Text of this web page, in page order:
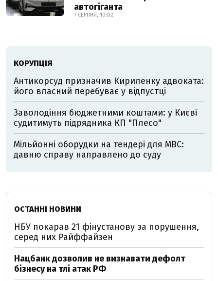
автогіганта
7 СЕРПНЯ, 10:02
КОРУПЦІЯ
Антикорсуд призначив Кириленку адвоката:
його власний перебуває у відпустці
Заволодіння бюджетними коштами: у Києві
судитимуть підрядника КП "Плесо"
Мільйонні оборудки на тендері для МВС:
давню справу направлено до суду
ОСТАННІ НОВИНИ
НБУ покарав 21 фінустанову за порушення,
серед них Райффайзен
Нацбанк дозволив не визнавати дефолт
бізнесу на тлі атак РФ